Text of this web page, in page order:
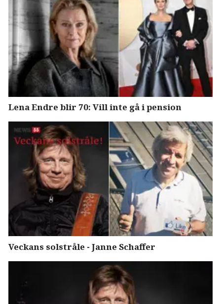
Lena Endre blir 70: Vill inte gå i pension
Veckans solstråle - Janne Schaffer